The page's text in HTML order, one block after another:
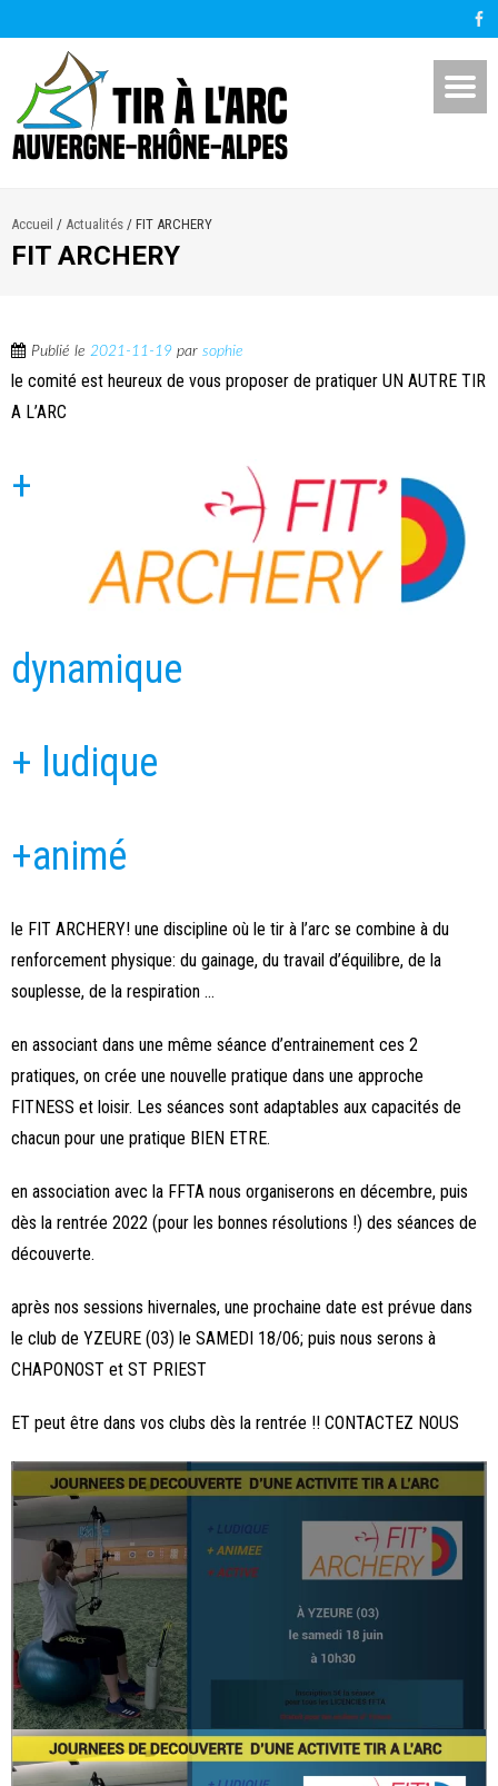
Accueil / Actualités / FIT ARCHERY
FIT ARCHERY
Publié le 2021-11-19 par sophie
le comité est heureux de vous proposer de pratiquer UN AUTRE TIR
A L’ARC
+
dynamique
+ ludique
+animé
le FIT ARCHERY! une discipline où le tir à l’arc se combine à du
renforcement physique: du gainage, du travail d’équilibre, de la
souplesse, de la respiration …
en associant dans une même séance d’entrainement ces 2
pratiques, on crée une nouvelle pratique dans une approche
FITNESS et loisir. Les séances sont adaptables aux capacités de
chacun pour une pratique BIEN ETRE.
en association avec la FFTA nous organiserons en décembre, puis
dès la rentrée 2022 (pour les bonnes résolutions !) des séances de
découverte.
après nos sessions hivernales, une prochaine date est prévue dans
le club de YZEURE (03) le SAMEDI 18/06; puis nous serons à
CHAPONOST et ST PRIEST
ET peut être dans vos clubs dès la rentrée !! CONTACTEZ NOUS